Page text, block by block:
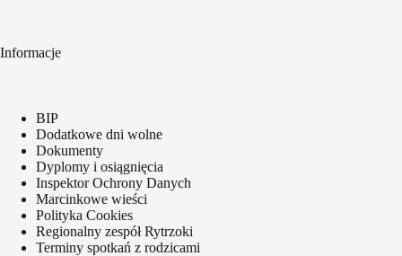
Informacje
BIP
Dodatkowe dni wolne
Dokumenty
Dyplomy i osiągnięcia
Inspektor Ochrony Danych
Marcinkowe wieści
Polityka Cookies
Regionalny zespół Rytrzoki
Terminy spotkań z rodzicami